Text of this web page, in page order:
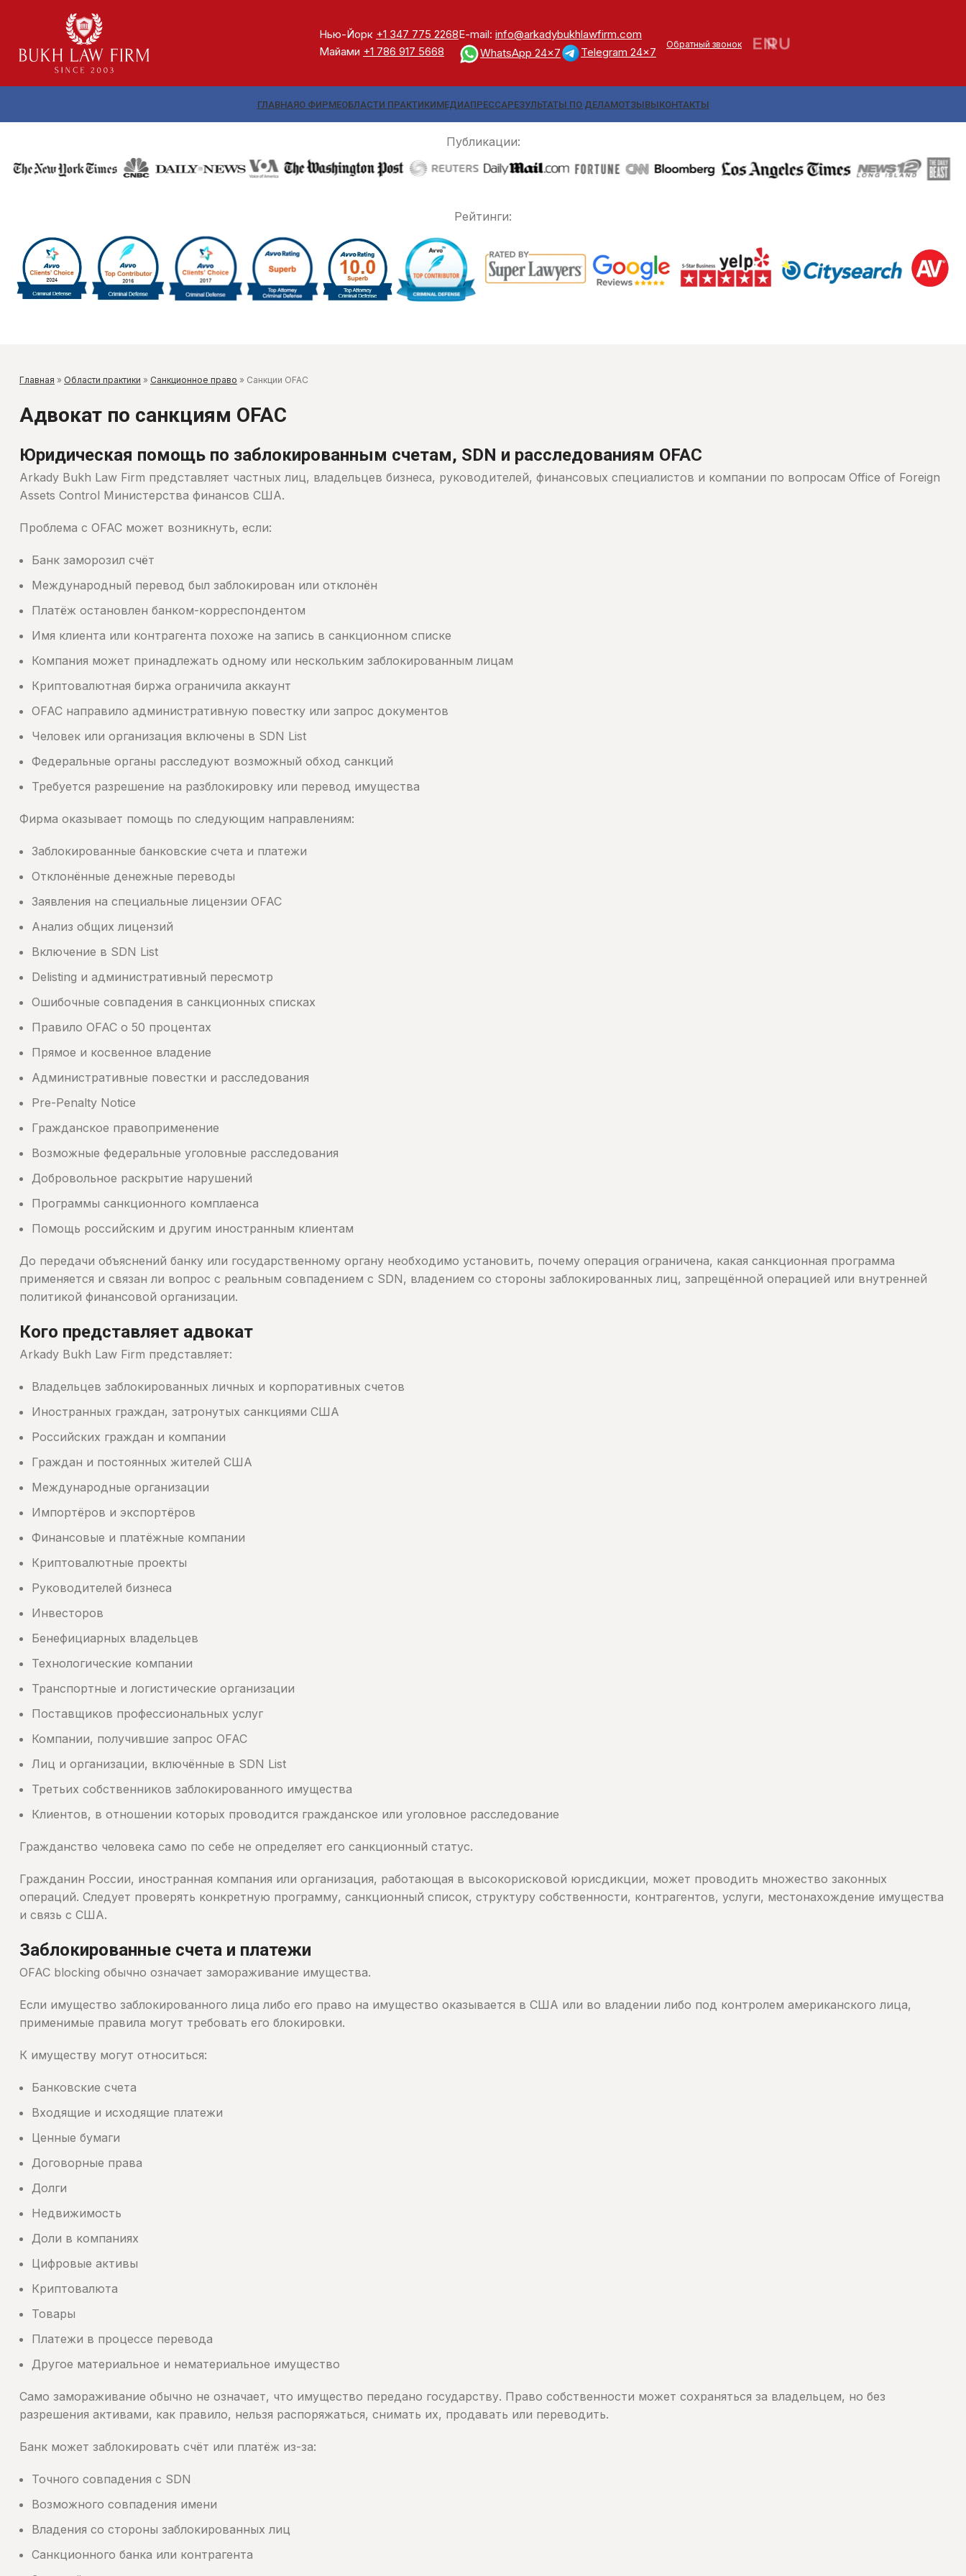
Нью-Йорк +1 347 775 2268
Майами +1 786 917 5668
E-mail: info@arkadybukhlawfirm.com
WhatsApp 24x7
Telegram 24x7
Обратный звонок
ГЛАВНАЯО ФИРМЕОБЛАСТИ ПРАКТИКИМЕДИАПРЕССАРЕЗУЛЬТАТЫ ПО ДЕЛАМОТЗЫВЫКОНТАКТЫ
Публикации:
Рейтинги:
Главная » Области практики » Санкционное право » Санкции OFAC
Адвокат по санкциям OFAC
Юридическая помощь по заблокированным счетам, SDN и расследованиям OFAC
Arkady Bukh Law Firm представляет частных лиц, владельцев бизнеса, руководителей, финансовых специалистов и компании по вопросам Office of Foreign
Assets Control Министерства финансов США.
Проблема с OFAC может возникнуть, если:
Банк заморозил счёт
Международный перевод был заблокирован или отклонён
Платёж остановлен банком-корреспондентом
Имя клиента или контрагента похоже на запись в санкционном списке
Компания может принадлежать одному или нескольким заблокированным лицам
Криптовалютная биржа ограничила аккаунт
OFAC направило административную повестку или запрос документов
Человек или организация включены в SDN List
Федеральные органы расследуют возможный обход санкций
Требуется разрешение на разблокировку или перевод имущества
Фирма оказывает помощь по следующим направлениям:
Заблокированные банковские счета и платежи
Отклонённые денежные переводы
Заявления на специальные лицензии OFAC
Анализ общих лицензий
Включение в SDN List
Delisting и административный пересмотр
Ошибочные совпадения в санкционных списках
Правило OFAC о 50 процентах
Прямое и косвенное владение
Административные повестки и расследования
Pre-Penalty Notice
Гражданское правоприменение
Возможные федеральные уголовные расследования
Добровольное раскрытие нарушений
Программы санкционного комплаенса
Помощь российским и другим иностранным клиентам
До передачи объяснений банку или государственному органу необходимо установить, почему операция ограничена, какая санкционная программа
применяется и связан ли вопрос с реальным совпадением с SDN, владением со стороны заблокированных лиц, запрещённой операцией или внутренней
политикой финансовой организации.
Кого представляет адвокат
Arkady Bukh Law Firm представляет:
Владельцев заблокированных личных и корпоративных счетов
Иностранных граждан, затронутых санкциями США
Российских граждан и компании
Граждан и постоянных жителей США
Международные организации
Импортёров и экспортёров
Финансовые и платёжные компании
Криптовалютные проекты
Руководителей бизнеса
Инвесторов
Бенефициарных владельцев
Технологические компании
Транспортные и логистические организации
Поставщиков профессиональных услуг
Компании, получившие запрос OFAC
Лиц и организации, включённые в SDN List
Третьих собственников заблокированного имущества
Клиентов, в отношении которых проводится гражданское или уголовное расследование
Гражданство человека само по себе не определяет его санкционный статус.
Гражданин России, иностранная компания или организация, работающая в высокорисковой юрисдикции, может проводить множество законных
операций. Следует проверять конкретную программу, санкционный список, структуру собственности, контрагентов, услуги, местонахождение имущества
и связь с США.
Заблокированные счета и платежи
OFAC blocking обычно означает замораживание имущества.
Если имущество заблокированного лица либо его право на имущество оказывается в США или во владении либо под контролем американского лица,
применимые правила могут требовать его блокировки.
К имуществу могут относиться:
Банковские счета
Входящие и исходящие платежи
Ценные бумаги
Договорные права
Долги
Недвижимость
Доли в компаниях
Цифровые активы
Криптовалюта
Товары
Платежи в процессе перевода
Другое материальное и нематериальное имущество
Само замораживание обычно не означает, что имущество передано государству. Право собственности может сохраняться за владельцем, но без
разрешения активами, как правило, нельзя распоряжаться, снимать их, продавать или переводить.
Банк может заблокировать счёт или платёж из-за:
Точного совпадения с SDN
Возможного совпадения имени
Владения со стороны заблокированных лиц
Санкционного банка или контрагента